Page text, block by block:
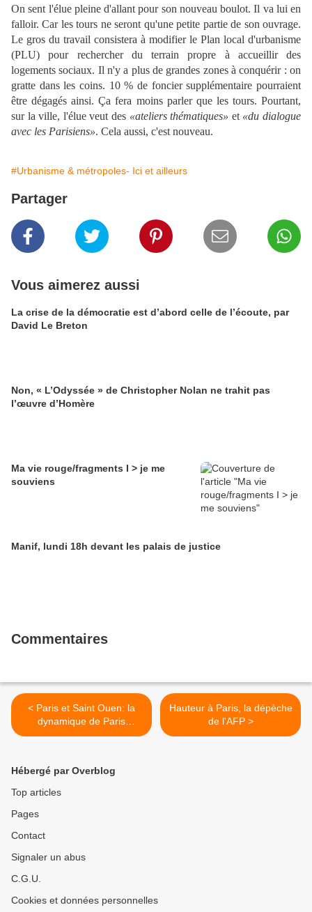
On sent l'élue pleine d'allant pour son nouveau boulot. Il va lui en
falloir. Car les tours ne seront qu'une petite partie de son ouvrage.
Le gros du travail consistera à modifier le Plan local d'urbanisme
(PLU) pour rechercher du terrain propre à accueillir des
logements sociaux. Il n'y a plus de grandes zones à conquérir : on
gratte dans les coins. 10 % de foncier supplémentaire pourraient
être dégagés ainsi. Ça fera moins parler que les tours. Pourtant,
sur la ville, l'élue veut des «ateliers thématiques» et «du dialogue
avec les Parisiens». Cela aussi, c'est nouveau.
#Urbanisme & métropoles- Ici et ailleurs
Partager
Vous aimerez aussi
La crise de la démocratie est d’abord celle de l’écoute, par
David Le Breton
Non, « L’Odyssée » de Christopher Nolan ne trahit pas
l’œuvre d’Homère
Ma vie rouge/fragments I > je me
souviens
Manif, lundi 18h devant les palais de justice
Commentaires
< Paris et Saint Ouen: la
dynamique de Paris
Métropole
Hauteur à Paris, la dépèche
de l'AFP >
Hébergé par Overblog
Top articles
Pages
Contact
Signaler un abus
C.G.U.
Cookies et données personnelles